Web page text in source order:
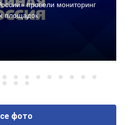
провели мониторинг
площадок
фото